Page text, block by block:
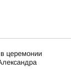
церемонии